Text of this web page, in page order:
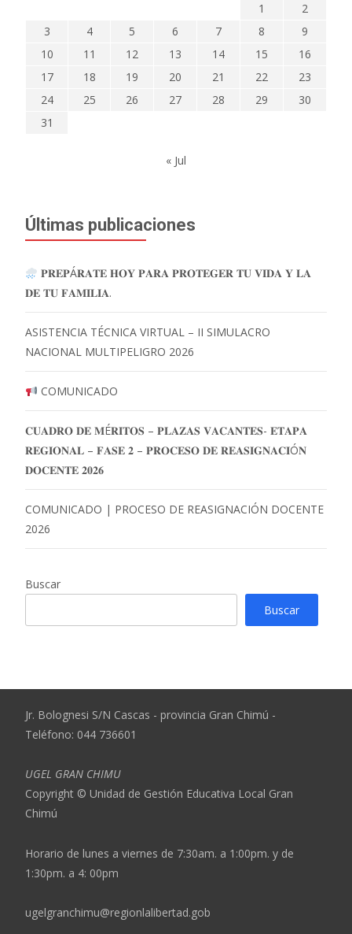
1
2
3
4 5 6 7 8
9
10
11 12 13 14 15
16
17
18 19 20 21 22
23
24
25 26 27 28 29
30
31
« Jul
Últimas publicaciones
𝐏𝐑𝐄𝐏Á𝐑𝐀𝐓𝐄 𝐇𝐎𝐘 𝐏𝐀𝐑𝐀 𝐏𝐑𝐎𝐓𝐄𝐆𝐄𝐑 𝐓𝐔 𝐕𝐈𝐃𝐀 𝐘 𝐋𝐀
𝐃𝐄 𝐓𝐔 𝐅𝐀𝐌𝐈𝐋𝐈𝐀.
ASISTENCIA TÉCNICA VIRTUAL – II SIMULACRO
NACIONAL MULTIPELIGRO 2026
COMUNICADO
𝐂𝐔𝐀𝐃𝐑𝐎 𝐃𝐄 𝐌É𝐑𝐈𝐓𝐎𝐒 – 𝐏𝐋𝐀𝐙𝐀𝐒 𝐕𝐀𝐂𝐀𝐍𝐓𝐄𝐒- 𝐄𝐓𝐀𝐏𝐀
𝐑𝐄𝐆𝐈𝐎𝐍𝐀𝐋 – 𝐅𝐀𝐒𝐄 𝟐 – 𝐏𝐑𝐎𝐂𝐄𝐒𝐎 𝐃𝐄 𝐑𝐄𝐀𝐒𝐈𝐆𝐍𝐀𝐂𝐈Ó𝐍
𝐃𝐎𝐂𝐄𝐍𝐓𝐄 𝟐𝟎𝟐𝟔
COMUNICADO | PROCESO DE REASIGNACIÓN DOCENTE
2026
Buscar
Buscar
Jr. Bolognesi S/N Cascas - provincia Gran Chimú -
Teléfono: 044 736601
UGEL GRAN CHIMU
Copyright © Unidad de Gestión Educativa Local Gran
Chimú
Horario de lunes a viernes de 7:30am. a 1:00pm. y de
1:30pm. a 4: 00pm
ugelgranchimu@regionlalibertad.gob